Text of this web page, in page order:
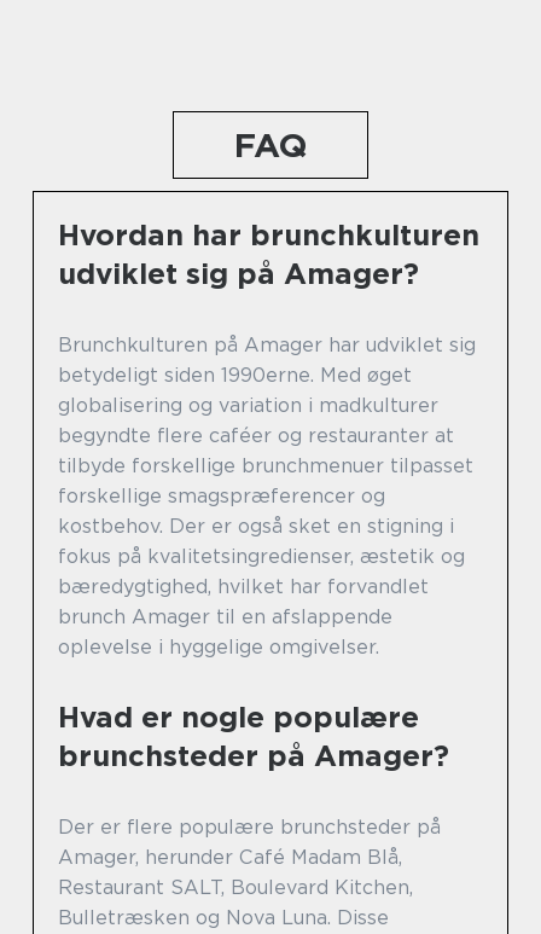
FAQ
Hvordan har brunchkulturen
udviklet sig på Amager?
Brunchkulturen på Amager har udviklet sig
betydeligt siden 1990erne. Med øget
globalisering og variation i madkulturer
begyndte flere caféer og restauranter at
tilbyde forskellige brunchmenuer tilpasset
forskellige smagspræferencer og
kostbehov. Der er også sket en stigning i
fokus på kvalitetsingredienser, æstetik og
bæredygtighed, hvilket har forvandlet
brunch Amager til en afslappende
oplevelse i hyggelige omgivelser.
Hvad er nogle populære
brunchsteder på Amager?
Der er flere populære brunchsteder på
Amager, herunder Café Madam Blå,
Restaurant SALT, Boulevard Kitchen,
Bulletræsken og Nova Luna. Disse